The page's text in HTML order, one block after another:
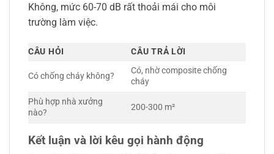
Không, mức 60-70 dB rất thoải mái cho môi
trường làm việc.
CÂU HỎI CÂU TRẢ LỜI
Có chống cháy không?
Có, nhờ composite chống
cháy
Phù hợp nhà xưởng
nào?
200-300 m²
Kết luận và lời kêu gọi hành động